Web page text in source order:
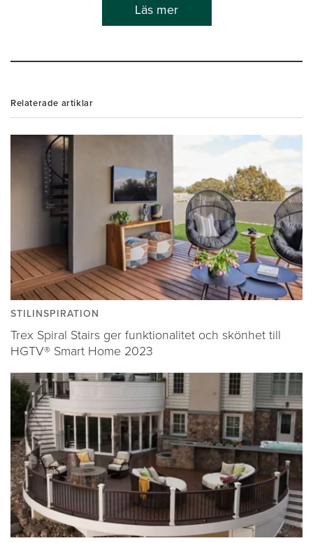
Läs mer
Relaterade artiklar
STILINSPIRATION
Trex Spiral Stairs ger funktionalitet och skönhet till
HGTV® Smart Home 2023